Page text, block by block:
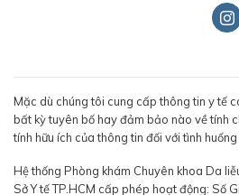
Mặc dù chúng tôi cung cấp thông tin y tế
bất kỳ tuyên bố hay đảm bảo nào về tính
tính hữu ích của thông tin đối với tình
Hệ thống Phòng khám Chuyên khoa Da
Sở Y tế TP.HCM cấp phép hoạt động: Số